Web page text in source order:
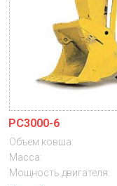
PC3000-6
Объем ковша:
Масса:
Мощность двигателя: